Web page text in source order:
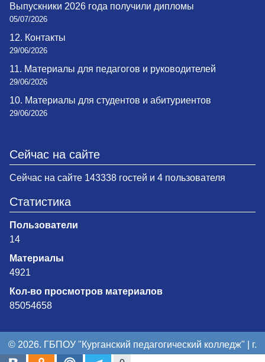
Выпускники 2026 года получили дипломы
05/07/2026
12. Контакты
29/06/2026
11. Материалы для педагогов и руководителей
29/06/2026
10. Материалы для студентов и абитуриентов
29/06/2026
Сейчас на сайте
Сейчас на сайте 143338 гостей и 4 пользователя
Статистика
Пользователи
14
Материалы
4921
Кол-во просмотров материалов
85054658
© 2026. ГБПОУ "Курганский педагогический колледж" | г.
Курган